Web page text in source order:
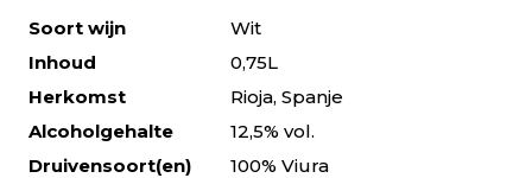
Soort wijn
Wit
Inhoud
0,75L
Herkomst
Rioja, Spanje
Alcoholgehalte
12,5% vol.
Druivensoort(en)
100% Viura